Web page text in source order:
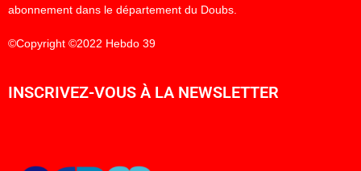
abonnement dans le département du Doubs.
©Copyright ©2022 Hebdo 39
INSCRIVEZ-VOUS À LA NEWSLETTER